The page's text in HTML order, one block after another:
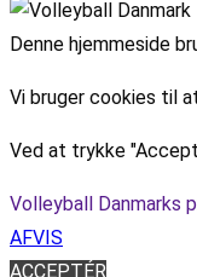
Denne hjemmeside
Vi bruger cookies til
Ved at trykke
Volleyball Danmarks
AFVIS
ACCEPTÉR